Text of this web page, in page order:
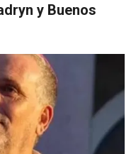
y Buenos